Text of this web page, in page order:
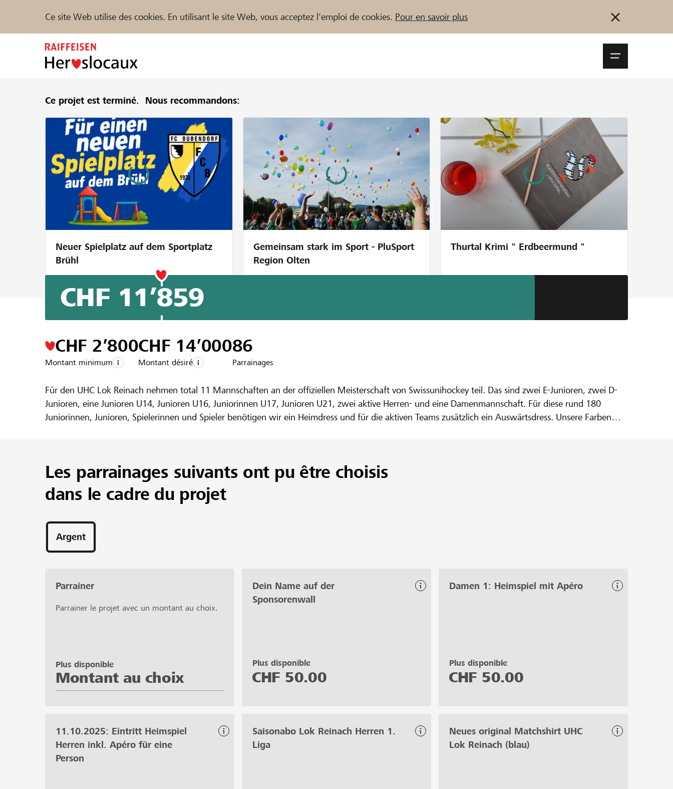
Ce site Web utilise des cookies. En utilisant le site Web, vous acceptez l'emploi de cookies. Pour en savoir plus
Parrainer Soutien & assistance Partenaires / Banques Raiffeisen
Trouvez des projets et des organisations Démarrez maintenant
FR IT
Ce projet est terminé. Nous recommandons:
Neuer Spielplatz auf dem Sportplatz
Brühl
Gemeinsam stark im Sport - PluSport
Region Olten
Thurtal Krimi " Erdbeermund "
Neue Matchdress für den
Unihockeyclub Lok Reinach
Un projet de la région de laRaiffeisenbank Beromünster
Für den UHC Lok Reinach nehmen total 11 Mannschaften an der offiziellen Meisterschaft von Swissunihockey teil. Das sind zwei E-Junioren, zwei D-
Junioren, eine Junioren U14, Junioren U16, Juniorinnen U17, Junioren U21, zwei aktive Herren- und eine Damenmannschaft. Für diese rund 180
Juniorinnen, Junioren, Spielerinnen und Spieler benötigen wir ein Heimdress und für die aktiven Teams zusätzlich ein Auswärtsdress. Unsere Farben
CHF 11’859
CHF 2’800
Montant minimum
CHF 14’000
Montant désiré
86
Parrainages
Les parrainages suivants ont pu être choisis
dans le cadre du projet
Argent
Parrainer
Parrainer le projet avec un montant au choix.
Montant au choix
Plus disponible
Dein Name auf der
Sponsorenwall
Plus disponible
CHF 50.00
Damen 1: Heimspiel mit Apéro
Plus disponible
CHF 50.00
11.10.2025: Eintritt Heimspiel
Herren inkl. Apéro für eine
Person
Saisonabo Lok Reinach Herren 1.
Liga
Neues original Matchshirt UHC
Lok Reinach (blau)